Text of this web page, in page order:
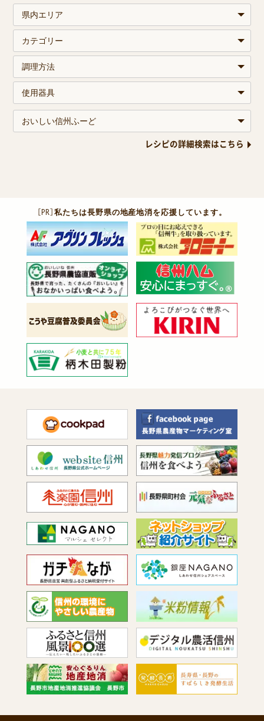
レシピの詳細検索はこちら
［PR］私たちは長野県の地産地消を応援しています。